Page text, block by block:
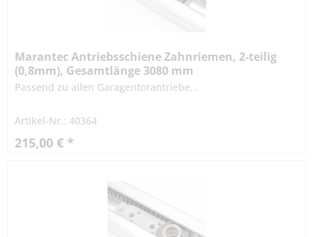
Marantec Antriebsschiene Zahnriemen, 2-teilig
(0,8mm), Gesamtlänge 3080 mm
Passend zu allen Garagentorantriebe...
Artikel-Nr.: 40364
215,00 € *